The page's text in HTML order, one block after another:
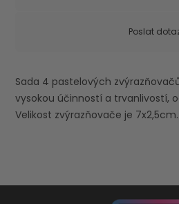
Poslat
Sada 4 pastelových
vysokou účinností a trvanlivostí,
Velikost zvýrazňovače je 7x2,5cm.